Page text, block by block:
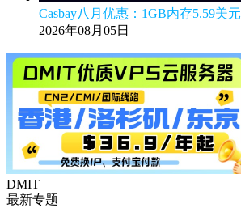
Casbay八月优惠：1GB内存5.59美
2026年08月05日
DMIT
最新专题